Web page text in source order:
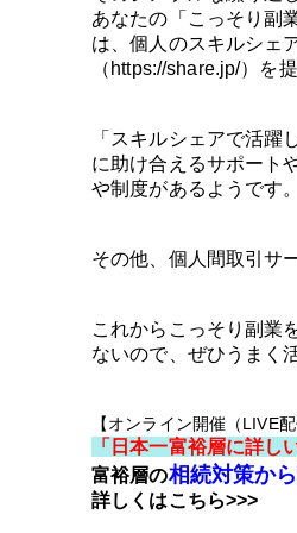
あなたの「こっそり副
は、個人のスキルシェ
（https://share.jp/）を
「スキルシェアで活
に助け合えるサポート
や制度があるようです。
その他、個人間取引サ
これからこっそり副業
ないので、ぜひうまく
【オンライン開催（LIVE
「日本一富裕層に詳し
富裕層の相続対策か
詳しくはこちら>>>